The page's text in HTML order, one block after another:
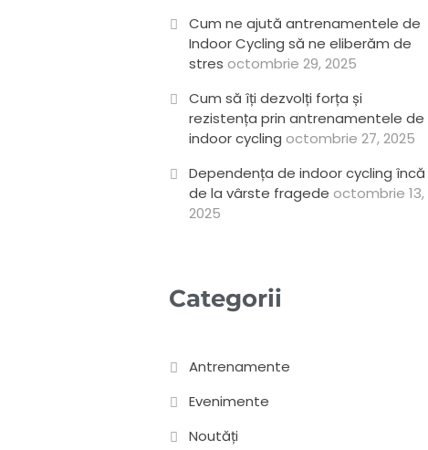
Cum ne ajută antrenamentele de
Indoor Cycling să ne eliberăm de
stres octombrie 29, 2025
Cum să îți dezvolți forța și
rezistența prin antrenamentele de
indoor cycling octombrie 27, 2025
Dependența de indoor cycling încă
de la vârste fragede octombrie 13,
2025
Categorii
Antrenamente
Evenimente
Noutăți